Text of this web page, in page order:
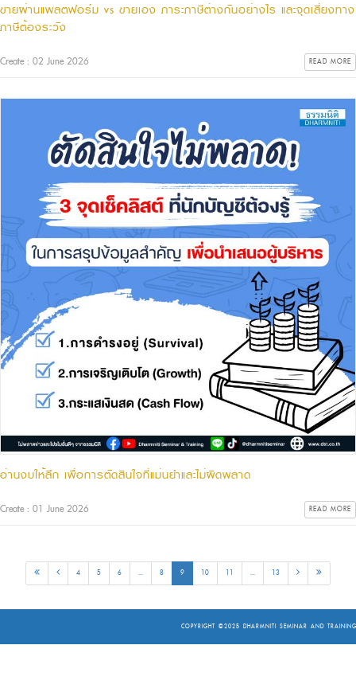
ขายผ่านแพลตฟอร์ม vs ขายเอง ภาระภาษีต่างกันอย่างไร และจุดเสี่ยงทาง
ภาษีต้องระวัง
Create : 02 June 2026 READ MORE
อ่านงบให้ลึก เพื่อการตัดสินใจที่แม่นยำและไม่ผิดพลาด
Create : 01 June 2026 READ MORE
4 5 6 ... 8 9 10 11 ... 13
COPYRIGHT ©2025 DHARMNITI SEMINAR AND